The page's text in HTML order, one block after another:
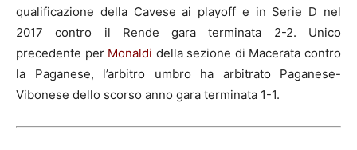
qualificazione della Cavese ai playoff e in Serie D nel
2017 contro il Rende gara terminata 2-2. Unico
precedente per Monaldi della sezione di Macerata contro
la Paganese, l’arbitro umbro ha arbitrato Paganese-
Vibonese dello scorso anno gara terminata 1-1.